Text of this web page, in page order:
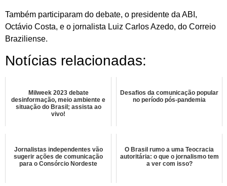
Também participaram do debate, o presidente da ABI,
Octávio Costa, e o jornalista Luiz Carlos Azedo, do Correio
Braziliense.
Notícias relacionadas:
Milweek 2023 debate
desinformação, meio ambiente e
situação do Brasil; assista ao
vivo!
Desafios da comunicação popular
no período pós-pandemia
Jornalistas independentes vão
sugerir ações de comunicação
para o Consórcio Nordeste
O Brasil rumo a uma Teocracia
autoritária: o que o jornalismo tem
a ver com isso?